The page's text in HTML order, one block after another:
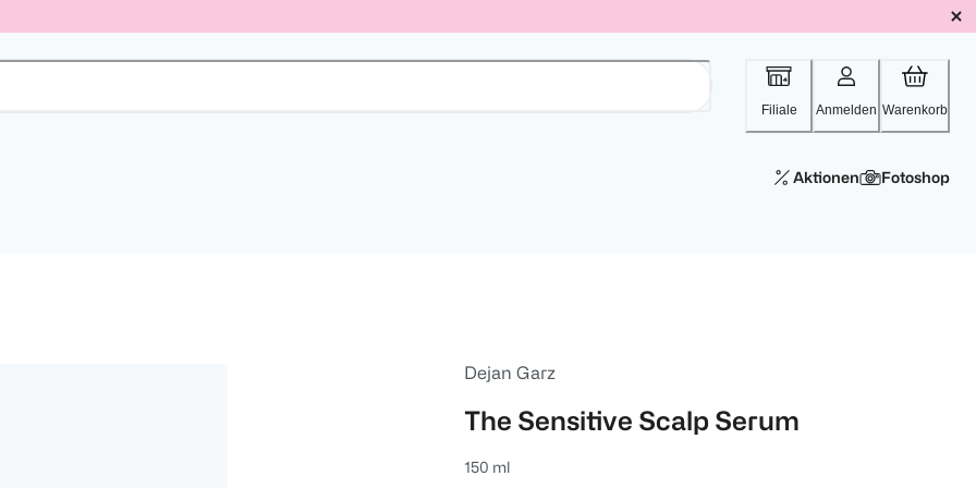
Filiale Anmelden Warenkorb
Aktionen Fotoshop
Dejan Garz
The Sensitive Scalp Serum
150 ml